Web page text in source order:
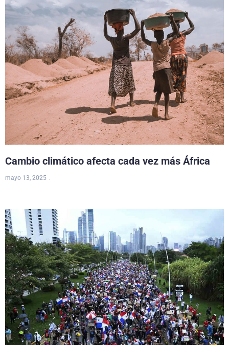
Cambio climático afecta cada vez más África
mayo 13, 2025